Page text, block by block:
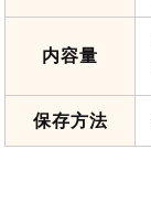
内容量
保存方法